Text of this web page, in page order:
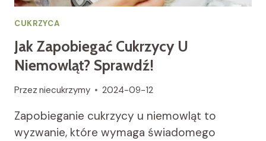
CUKRZYCA
Jak Zapobiegać Cukrzycy U
Niemowląt? Sprawdź!
Przez niecukrzymy 2024-09-12
Zapobieganie cukrzycy u niemowląt to
wyzwanie, które wymaga świadomego